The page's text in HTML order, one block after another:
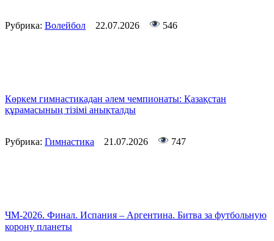
Рубрика: Волейбол 22.07.2026 546
Көркем гимнастикадан әлем чемпионаты: Қазақстан
құрамасының тізімі анықталды
Рубрика: Гимнастика 21.07.2026 747
ЧМ-2026. Финал. Испания – Аргентина. Битва за футбольную
корону планеты